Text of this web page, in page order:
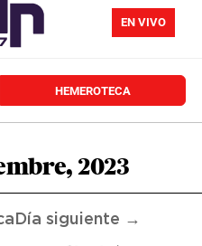
EN VIVO
HEMEROTECA
2023
Día siguiente →